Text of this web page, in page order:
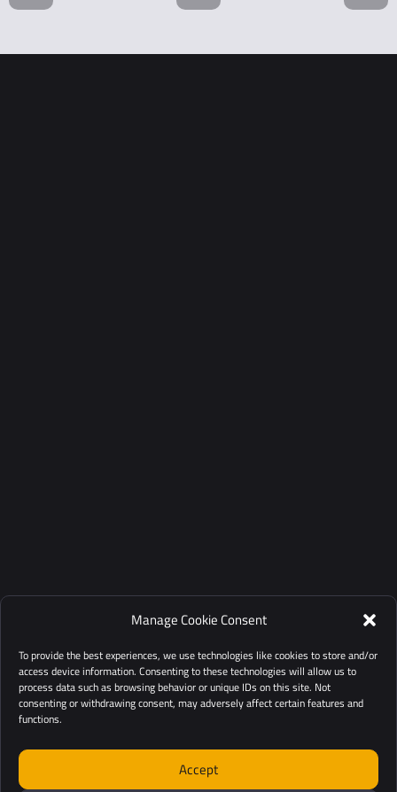
Manage Cookie Consent
To provide the best experiences, we use technologies like cookies to store and/or
access device information. Consenting to these technologies will allow us to
process data such as browsing behavior or unique IDs on this site. Not
consenting or withdrawing consent, may adversely affect certain features and
functions.
Accept